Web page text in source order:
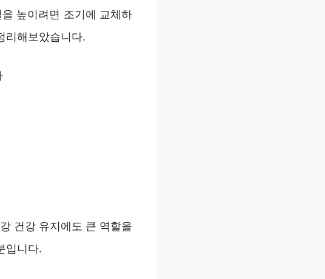
높이려면 조기에 교체하
리해보았습니다.
건강 유지에도 큰 역할을
입니다.